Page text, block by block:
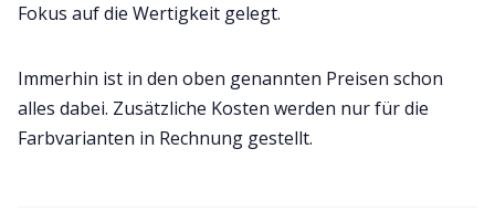
Fokus auf die Wertigkeit gelegt.
Immerhin ist in den oben genannten Preisen schon
alles dabei. Zusätzliche Kosten werden nur für die
Farbvarianten in Rechnung gestellt.